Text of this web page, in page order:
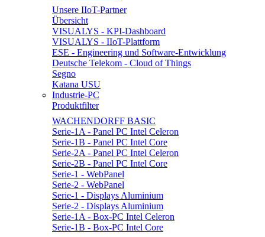
Unsere IIoT-Partner
Übersicht
VISUALYS - KPI-Dashboard
VISUALYS - IIoT-Plattform
ESE - Engineering und Software-Entwicklung
Deutsche Telekom - Cloud of Things
Segno
Katana USU
Industrie-PC
Produktfilter
WACHENDORFF BASIC
Serie-1A - Panel PC Intel Celeron
Serie-1B - Panel PC Intel Core
Serie-2A - Panel PC Intel Celeron
Serie-2B - Panel PC Intel Core
Serie-1 - WebPanel
Serie-2 - WebPanel
Serie-1 - Displays Aluminium
Serie-2 - Displays Aluminium
Serie-1A - Box-PC Intel Celeron
Serie-1B - Box-PC Intel Core